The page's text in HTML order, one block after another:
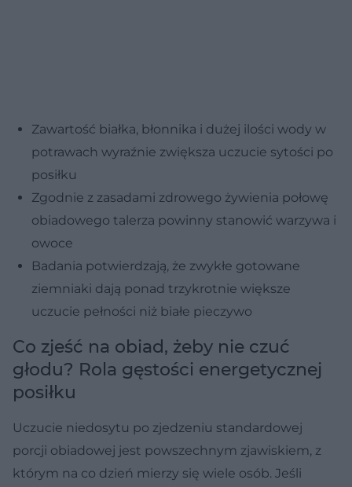
Zawartość białka, błonnika i dużej ilości wody w
potrawach wyraźnie zwiększa uczucie sytości po
posiłku
Zgodnie z zasadami zdrowego żywienia połowę
obiadowego talerza powinny stanowić warzywa i
owoce
Badania potwierdzają, że zwykłe gotowane
ziemniaki dają ponad trzykrotnie większe
uczucie pełności niż białe pieczywo
Co zjeść na obiad, żeby nie czuć
głodu? Rola gęstości energetycznej
posiłku
Uczucie niedosytu po zjedzeniu standardowej
porcji obiadowej jest powszechnym zjawiskiem, z
którym na co dzień mierzy się wiele osób. Jeśli